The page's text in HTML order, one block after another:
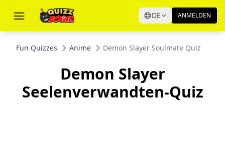
DE ANMELDEN
Fun Quizzes Anime Demon Slayer Soulmate Quiz
Demon Slayer
Seelenverwandten-Quiz